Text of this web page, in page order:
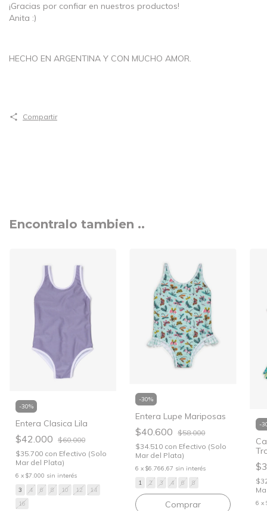
¡Gracias por confiar en nuestros productos!
Anita :)
HECHO EN ARGENTINA Y CON MUCHO AMOR.
Compartir
Encontralo tambien ..
-30%
Entera Clasica Lila
$42.000 $60.000
$35.700 con Efectivo (Solo
Mar del Plata)
6 x $7.000 sin interés
3
4 6 8 10 12
14
16
-30%
Entera Lupe Mariposas
$40.600
$58.000
$34.510 con Efectivo (Solo
Mar del Plata)
6 x$6.766,67 sin interés
1
2 3 4 6 8
Comprar
-
6 x